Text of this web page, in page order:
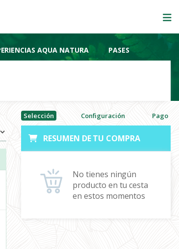
AQUA NATURA PASES
Selección Configuración Pago
RESUMEN DE TU COMPRA
No tienes ningún
producto en tu cesta
en estos momentos